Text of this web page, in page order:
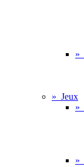
»
» Jeux
»
»